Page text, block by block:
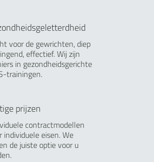
voor de gewrichten, diep
effectief. Wij zijn
in gezondheidsgerichte
trainingen.
prijzen
contractmodellen
individuele eisen. We
de juiste optie voor u